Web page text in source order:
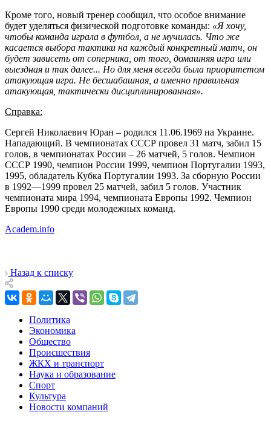
Кроме того, новый тренер сообщил, что особое внимание
будет уделяться физической подготовке команды: «Я хочу,
чтобы команда играла в футбол, а не мучилась. Что же
касается выбора тактики на каждый конкретный матч, он
будет зависеть от соперника, от того, домашняя игра или
выездная и так далее... Но для меня всегда была приоритетом
атакующая игра. Не бесшабашная, а именно правильная
атакующая, тактически дисциплинированная».
Справка:
Сергей Николаевич Юран – родился 11.06.1969 на Украине.
Нападающий. В чемпионатах СССР провел 31 матч, забил 15
голов, в чемпионатах России – 26 матчей, 5 голов. Чемпион
СССР 1990, чемпион России 1999, чемпион Португалии 1993,
1995, обладатель Кубка Португалии 1993. За сборную России
в 1992—1999 провел 25 матчей, забил 5 голов. Участник
чемпионата мира 1994, чемпионата Европы 1992. Чемпион
Европы 1990 среди молодежных команд.
Academ.info
Назад к списку
Политика
Экономика
Общество
Происшествия
ЖКХ и транспорт
Наука и образование
Спорт
Культура
Новости компаний